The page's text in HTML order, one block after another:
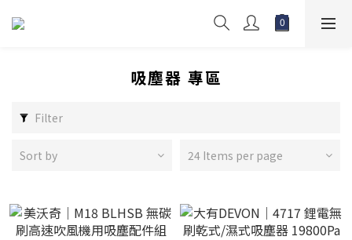
吸塵器 專區
Filter
Sort by 24 Items per page